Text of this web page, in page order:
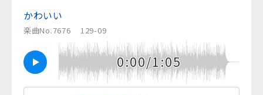
かわいい
楽曲No.7676 129-09
0:00/1:05